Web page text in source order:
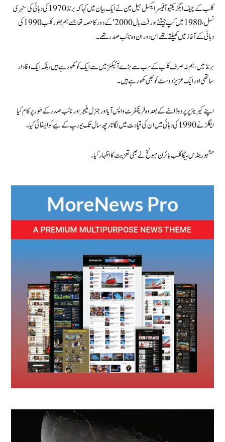
کلب کے چیف ایگزیکٹیو آفیسر ایکسل ہیل مین نے ایک بیان میں کہا کہ برنڈ 1970 کی دہائی کی سنہری
نسل، 1980 میں کپ جیتنے اور فٹ بال 2000′ کے دور کا حصہ تھا جسے ہم بطور کلب 1990 کی
دہائی کے آغاز میں کھیلتے تھے اس دوران وہ نائب صدر تھے۔
برنڈ میں، ہم نہ صرف کلب کے سب سے بڑے آئیکنز میں سے ایک کو کھو رہے ہیں، بلکہ ایک وفادار
ساتھی اور ایک عزیز دوست کو بھی کھو رہے ہیں۔
اپنے کیریئر پر پردہ ڈالنے کے بعد وہ فرینکفرٹ واپس آیا اور جنرل منیجر اور نائب صدر کے طور پر کام کیا
ایگلز نے 1990 کی دہائی میں ان کی قیادت میں لگاتار چھ سال تک یورپ کے لیے کوالیفائی کیا۔
مشہور بنڈس لیگا کلب بائرن میونخ نے بھی تعزیت کا اظہار کیا۔